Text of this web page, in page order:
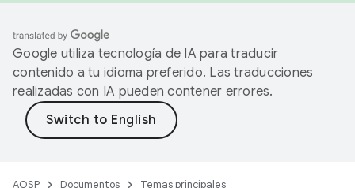
Google utiliza tecnología de IA para traducir
contenido a tu idioma preferido. Las traducciones
realizadas con IA pueden contener errores.
AOSP Documentos Temas principales